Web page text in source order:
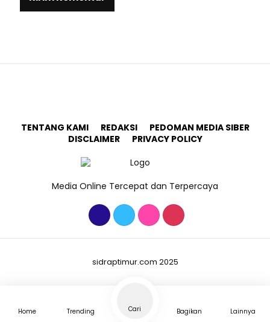
TENTANG KAMI REDAKSI
PEDOMAN MEDIA SIBER
DISCLAIMER
PRIVACY POLICY
Media Online Tercepat dan Terpercaya
sidraptimur.com 2025
Home Trending Cari Bagikan Lainnya